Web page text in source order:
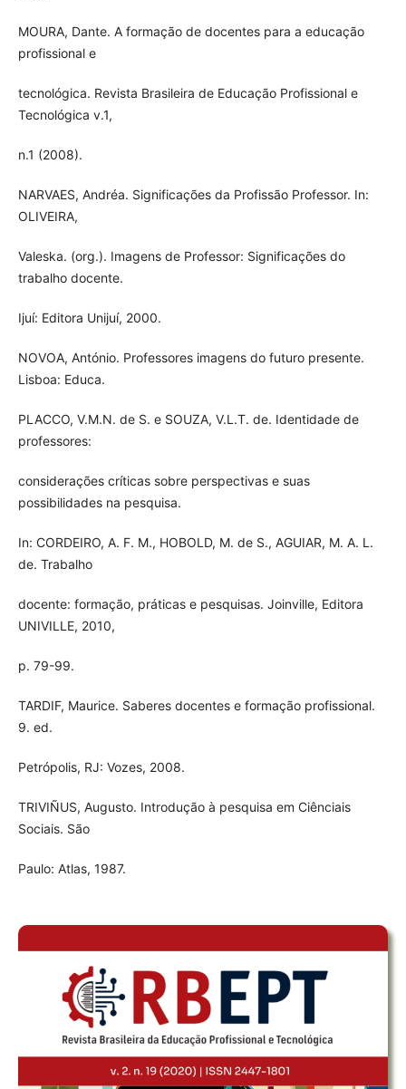
MOURA, Dante. A formação de docentes para a educação
profissional e
tecnológica. Revista Brasileira de Educação Profissional e
Tecnológica v.1,
n.1 (2008).
NARVAES, Andréa. Significações da Profissão Professor. In:
OLIVEIRA,
Valeska. (org.). Imagens de Professor: Significações do
trabalho docente.
Ijuí: Editora Unijuí, 2000.
NOVOA, António. Professores imagens do futuro presente.
Lisboa: Educa.
PLACCO, V.M.N. de S. e SOUZA, V.L.T. de. Identidade de
professores:
considerações críticas sobre perspectivas e suas
possibilidades na pesquisa.
In: CORDEIRO, A. F. M., HOBOLD, M. de S., AGUIAR, M. A. L.
de. Trabalho
docente: formação, práticas e pesquisas. Joinville, Editora
UNIVILLE, 2010,
p. 79-99.
TARDIF, Maurice. Saberes docentes e formação profissional.
9. ed.
Petrópolis, RJ: Vozes, 2008.
TRIVIÑUS, Augusto. Introdução à pesquisa em Ciênciais
Sociais. São
Paulo: Atlas, 1987.